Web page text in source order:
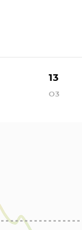
13
O3